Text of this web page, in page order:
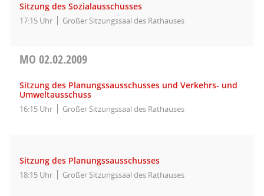
Sitzung des Sozialausschusses
17:15 Uhr Großer Sitzungssaal des Rathauses
MO 02.02.2009
Sitzung des Planungssausschusses und Verkehrs- und
Umweltausschuss
16:15 Uhr Großer Sitzungssaal des Rathauses
Sitzung des Planungssausschusses
18:15 Uhr Großer Sitzungssaal des Rathauses